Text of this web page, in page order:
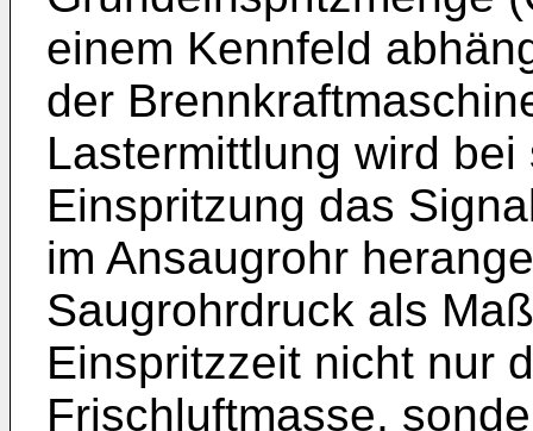
einem Kennfeld
der
Lastermittlung wird
Einspritzung das
im Ansaugrohr
Saugrohrdruck als
Einspritzzeit nicht nur
Frischluftmasse,